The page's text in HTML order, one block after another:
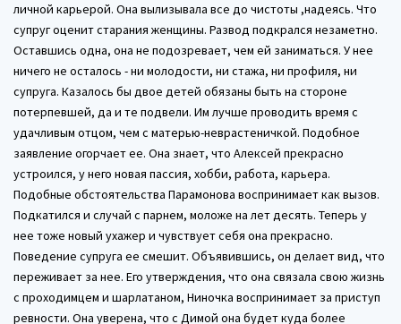
личной карьерой. Она вылизывала все до чистоты ,надеясь. Что
супруг оценит старания женщины. Развод подкрался незаметно.
Оставшись одна, она не подозревает, чем ей заниматься. У нее
ничего не осталось - ни молодости, ни стажа, ни профиля, ни
супруга. Казалось бы двое детей обязаны быть на стороне
потерпевшей, да и те подвели. Им лучше проводить время с
удачливым отцом, чем с матерью-неврастеничкой. Подобное
заявление огорчает ее. Она знает, что Алексей прекрасно
устроился, у него новая пассия, хобби, работа, карьера.
Подобные обстоятельства Парамонова воспринимает как вызов.
Подкатился и случай с парнем, моложе на лет десять. Теперь у
нее тоже новый ухажер и чувствует себя она прекрасно.
Поведение супруга ее смешит. Объявившись, он делает вид, что
переживает за нее. Его утверждения, что она связала свою жизнь
с проходимцем и шарлатаном, Ниночка воспринимает за приступ
ревности. Она уверена, что с Димой она будет куда более